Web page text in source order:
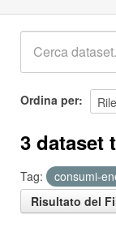
Ordina per
3 dataset
Tag: consumi-
Risultato del